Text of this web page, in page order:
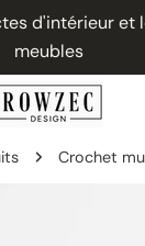
d'intérieur et
meubles